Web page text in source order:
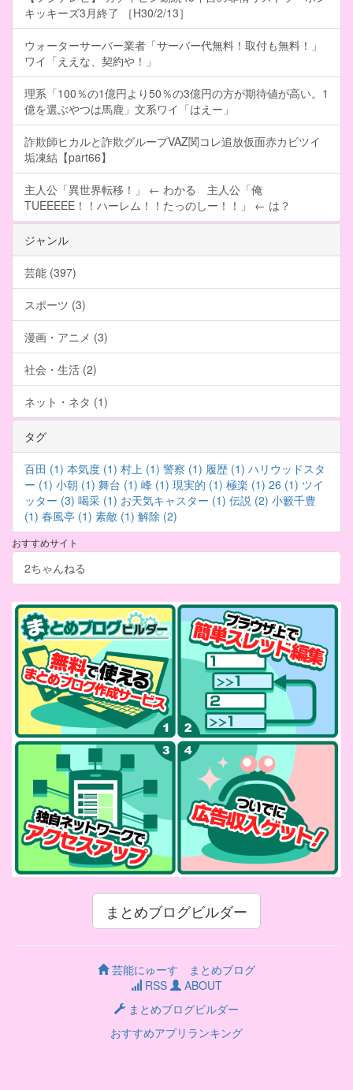
キッキーズ3月終了 ［H30/2/13］
ウォーターサーバー業者「サーバー代無料！取付も無料！」
ワイ「ええな、契約や！」
理系「100％の1億円より50％の3億円の方が期待値が高い。1
億を選ぶやつは馬鹿」文系ワイ「はえー」
詐欺師ヒカルと詐欺グループVAZ関コレ追放仮面赤カビツイ
垢凍結【part66】
主人公「異世界転移！」 ← わかる 主人公「俺
TUEEEEE！！ハーレム！！たっのしー！！」 ← は？
ジャンル
芸能 (397)
スポーツ (3)
漫画・アニメ (3)
社会・生活 (2)
ネット・ネタ (1)
タグ
百田 (1) 本気度 (1) 村上 (1) 警察 (1) 履歴 (1) ハリウッドスタ
ー (1) 小朝 (1) 舞台 (1) 峰 (1) 現実的 (1) 極楽 (1) 26 (1) ツイ
ッター (3) 喝采 (1) お天気キャスター (1) 伝説 (2) 小籔千豊
(1) 春風亭 (1) 素敵 (1) 解除 (2)
おすすめサイト
2ちゃんねる
まとめブログビルダー
芸能にゅーす まとめブログ
RSS
ABOUT
まとめブログビルダー
おすすめアプリランキング